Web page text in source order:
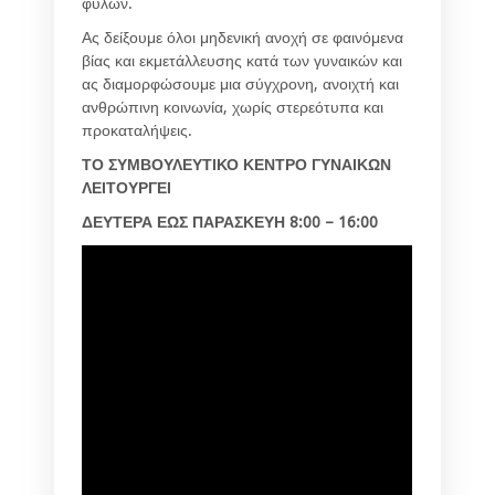
φύλων.
Ας δείξουμε όλοι μηδενική ανοχή σε φαινόμενα
βίας και εκμετάλλευσης κατά των γυναικών και
ας διαμορφώσουμε μια σύγχρονη, ανοιχτή και
ανθρώπινη κοινωνία, χωρίς στερεότυπα και
προκαταλήψεις.
ΤΟ ΣΥΜΒΟΥΛΕΥΤΙΚΟ ΚΕΝΤΡΟ ΓΥΝΑΙΚΩΝ
ΛΕΙΤΟΥΡΓΕΙ
ΔΕΥΤΕΡΑ ΕΩΣ ΠΑΡΑΣΚΕΥΗ 8:00 – 16:00